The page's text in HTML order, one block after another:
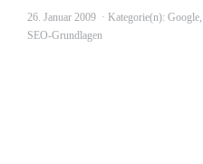
26. Januar 2009 Kategorie(n): Google,
SEO-Grundlagen